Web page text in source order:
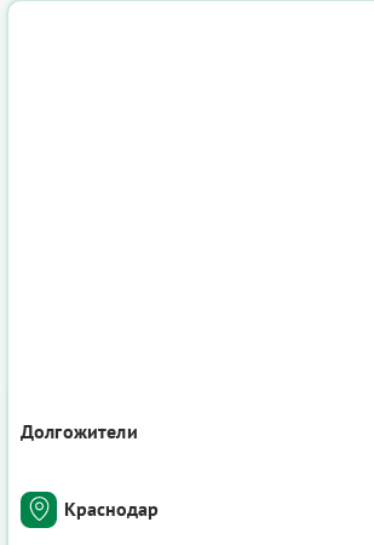
Долгожители
Краснодар